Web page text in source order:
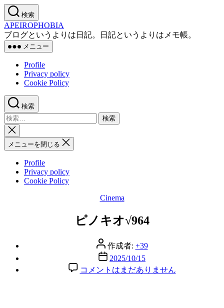
コ
ン
テ
ン
ツ
プ
検索
APEIROPHOBIA
ブログというよりは日記。日記というよりはメモ帳。
メニュー
Profile
Privacy policy
Cookie Policy
検索
検
索
対
象:
検
索
を
メニューを閉じる
Profile
Privacy policy
Cookie Policy
カ
ゴ
Cinema
ピノキオ√964
投
稿
者
作成者: +39
投
稿
2025/10/15
ピ
コメントはまだありません